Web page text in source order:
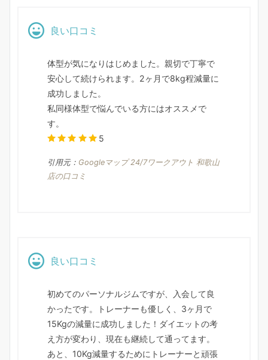
良い口コミ
体型が気になりはじめました。親切で丁寧で
安心して続けられます。2ヶ月で8kg程減量に
成功しました。
私同様体型で悩んでいる方にはオススメで
す。
5
引用元： Googleマップ 24/7ワークアウト 和歌山
店の口コミ
良い口コミ
初めてのパーソナルジムですが、入会して良
かったです。トレーナーも優しく、3ヶ月で
15Kgの減量に成功しました！ダイエットの考
え方が変わり、現在も継続して通ってます。
あと、10Kg減量するためにトレーナーと頑張